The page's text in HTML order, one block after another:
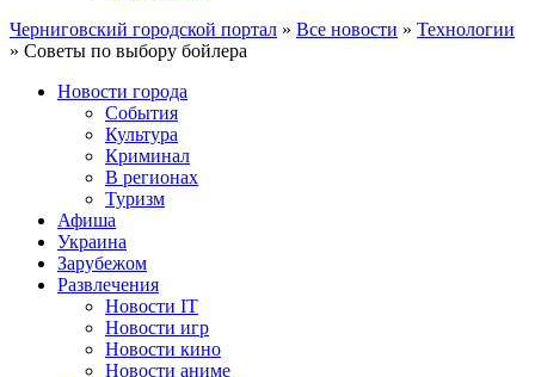
Черниговский городской портал » Все новости » Технологии
» Советы по выбору бойлера
Новости города
События
Культура
Криминал
В регионах
Туризм
Афиша
Украина
Зарубежом
Развлечения
Новости IT
Новости игр
Новости кино
Новости аниме